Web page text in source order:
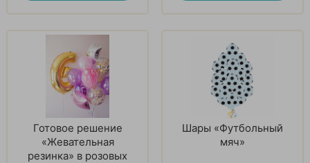
Готовое решение
«Жевательная
резинка» в розовых
Шары «Футбольный
мяч»